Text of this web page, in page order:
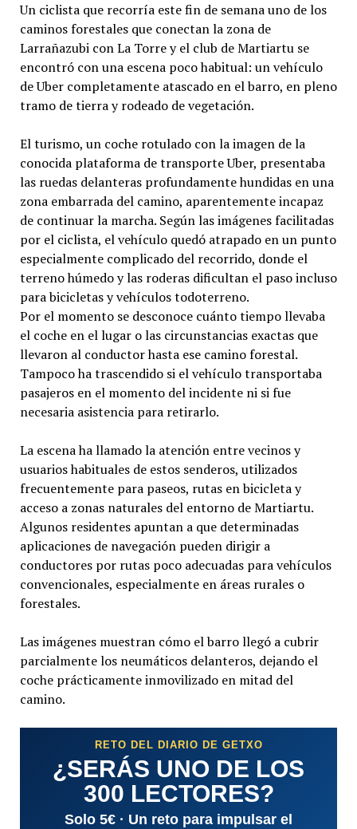
Un ciclista que recorría este fin de semana uno de los
caminos forestales que conectan la zona de
Larrañazubi con La Torre y el club de Martiartu se
encontró con una escena poco habitual: un vehículo
de Uber completamente atascado en el barro, en pleno
tramo de tierra y rodeado de vegetación.
El turismo, un coche rotulado con la imagen de la
conocida plataforma de transporte Uber, presentaba
las ruedas delanteras profundamente hundidas en una
zona embarrada del camino, aparentemente incapaz
de continuar la marcha. Según las imágenes facilitadas
por el ciclista, el vehículo quedó atrapado en un punto
especialmente complicado del recorrido, donde el
terreno húmedo y las roderas dificultan el paso incluso
para bicicletas y vehículos todoterreno.
Por el momento se desconoce cuánto tiempo llevaba
el coche en el lugar o las circunstancias exactas que
llevaron al conductor hasta ese camino forestal.
Tampoco ha trascendido si el vehículo transportaba
pasajeros en el momento del incidente ni si fue
necesaria asistencia para retirarlo.
La escena ha llamado la atención entre vecinos y
usuarios habituales de estos senderos, utilizados
frecuentemente para paseos, rutas en bicicleta y
acceso a zonas naturales del entorno de Martiartu.
Algunos residentes apuntan a que determinadas
aplicaciones de navegación pueden dirigir a
conductores por rutas poco adecuadas para vehículos
convencionales, especialmente en áreas rurales o
forestales.
Las imágenes muestran cómo el barro llegó a cubrir
parcialmente los neumáticos delanteros, dejando el
coche prácticamente inmovilizado en mitad del
camino.
RETO DEL DIARIO DE GETXO
¿SERÁS UNO DE LOS
300 LECTORES?
Solo 5€ · Un reto para impulsar el